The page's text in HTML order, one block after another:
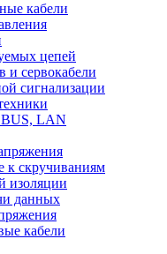
кабели
цепей
и сервокабели
сигнализации
BUS, LAN
к скручиваниям
изоляции
данных
кабели